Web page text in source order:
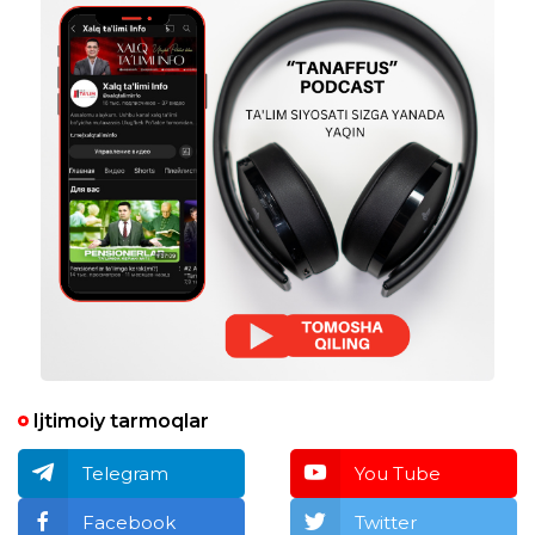
taxrirlangan
2 Javob
Halovat Hamidova
20:10:41 / 17.01.2026
aziza uskenbayeva :
Maktab maslahatchisi testiga ixtiyoriy
ravishda qatnashish mumkinmi yoki
maktablardan tavsiya etilgan shaxslar
qatnashadimi
taxrirlangan
Javob
Necha bal olish kerak uzi
Javob
Mavluda Mamatrahimova
10:26:00 / 25.04.2026
Ijtimoiy tarmoqlar
Telegram You Tube
Facebook Twitter